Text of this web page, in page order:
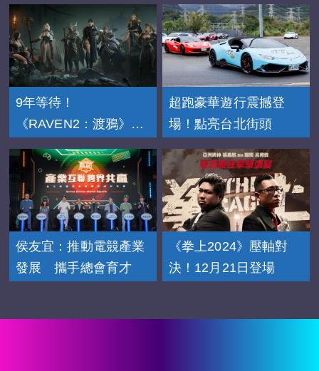
9年等待！
《RAVEN2：渡鴉》
超跑豪華遊行震撼登
場！點亮台北街頭
侯友宜：推動電競產業
發展 攜手總會育才
《拳上2024》壓軸對
決！12月21日登場